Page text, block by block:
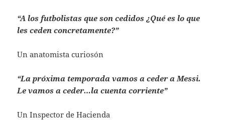
“A los futbolistas que son cedidos ¿Qué es lo que
les ceden concretamente?”
Un anatomista curiosón
“La próxima temporada vamos a ceder a Messi.
Le vamos a ceder…la cuenta corriente”
Un Inspector de Hacienda